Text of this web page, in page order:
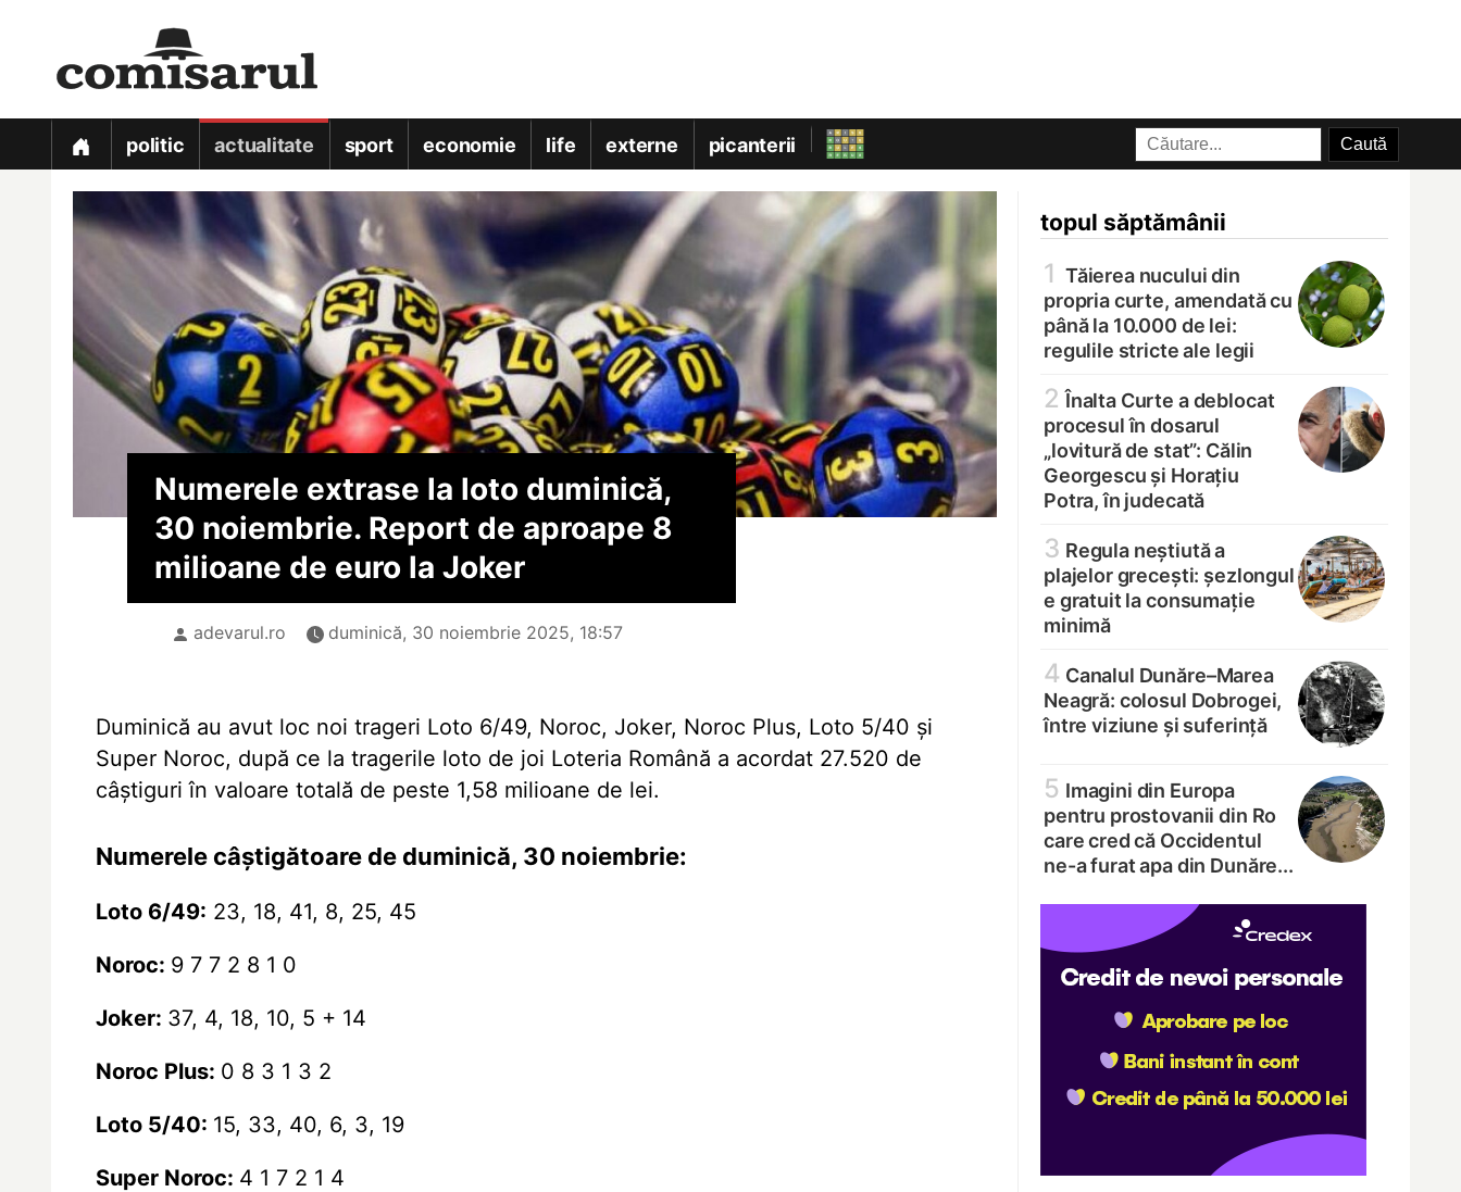
politic actualitate sport economie life externe picanterii
topul săptămânii
1 Tăierea nucului din
propria curte, amendată cu
până la 10.000 de lei:
regulile stricte ale legii
2 Înalta Curte a deblocat
procesul în dosarul
„lovitură de stat”: Călin
Georgescu și Horațiu
Potra, în judecată
3 Regula neștiută a
plajelor grecești: șezlongul
e gratuit la consumație
minimă
4 Canalul Dunăre–Marea
Neagră: colosul Dobrogei,
între viziune și suferință
5 Imagini din Europa
pentru prostovanii din Ro
care cred că Occidentul
ne-a furat apa din Dunăre...
Numerele extrase la loto duminică,
30 noiembrie. Report de aproape 8
milioane de euro la Joker
adevarul.ro duminică, 30 noiembrie 2025, 18:57
Duminică au avut loc noi trageri Loto 6/49, Noroc, Joker, Noroc Plus, Loto 5/40 şi
Super Noroc, după ce la tragerile loto de joi Loteria Română a acordat 27.520 de
câştiguri în valoare totală de peste 1,58 milioane de lei.
Numerele câștigătoare de duminică, 30 noiembrie:
Loto 6/49: 23, 18, 41, 8, 25, 45
Noroc: 9 7 7 2 8 1 0
Joker: 37, 4, 18, 10, 5 + 14
Noroc Plus: 0 8 3 1 3 2
Loto 5/40: 15, 33, 40, 6, 3, 19
Super Noroc: 4 1 7 2 1 4